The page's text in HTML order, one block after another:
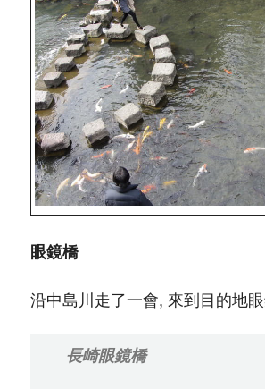
眼鏡橋
沿中島川走了一會, 來到目的地眼
長崎眼鏡橋